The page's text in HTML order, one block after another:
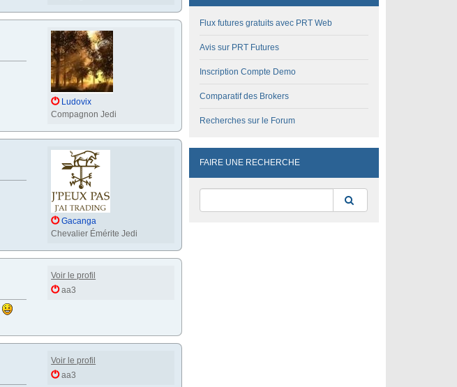
Ludovix
Compagnon Jedi
Gacanga
Chevalier Émérite Jedi
Voir le profil
aa3
Voir le profil
aa3
Flux futures gratuits avec PRT Web
Avis sur PRT Futures
Inscription Compte Demo
Comparatif des Brokers
Recherches sur le Forum
FAIRE UNE RECHERCHE